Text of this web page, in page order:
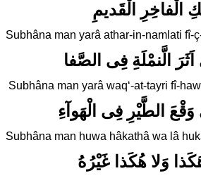
Subhâna man yarâ athar-in-namlati fî-
Subhâna man yarâ waq‘-at-tayri fî-
Subhâna man huwa hâkathâ wa lâ